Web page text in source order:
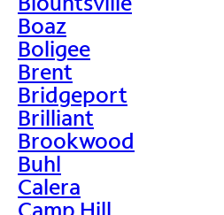
Boaz
Boligee
Brent
Bridgeport
Brilliant
Brookwood
Buhl
Calera
Camp Hill